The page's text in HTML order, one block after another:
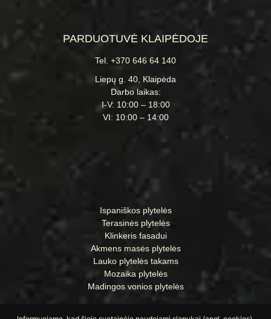
PARDUOTUVĖ KLAIPĖDOJE
Tel. +370 646 64 140
Liepų g. 40, Klaipėda
Darbo laikas:
I-V: 10:00 – 18:00
VI: 10:00 – 14:00
Ispaniškos plytelės
Terasinės plytelės
Klinkeris fasadui
Akmens masės plytelės
Lauko plytelės takams
Mozaika plytelės
Madingos vonios plytelės